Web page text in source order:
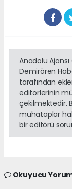
Anadolu Ajansı
Demirören
tarafından
editörlerinin
çekilmektedir.
muhataplar
bir editörü
Okuyucu